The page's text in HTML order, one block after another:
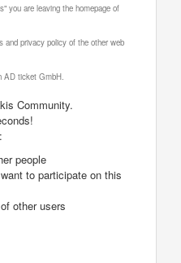
you are leaving the homepage of
and privacy policy of the other web
AD ticket GmbH.
Community.
people
to participate on this
other users